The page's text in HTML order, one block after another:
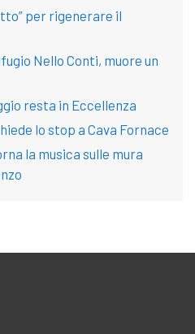
per rigenerare il
Nello Conti, muore un
resta in Eccellenza
lo stop a Cava Fornace
la musica sulle mura